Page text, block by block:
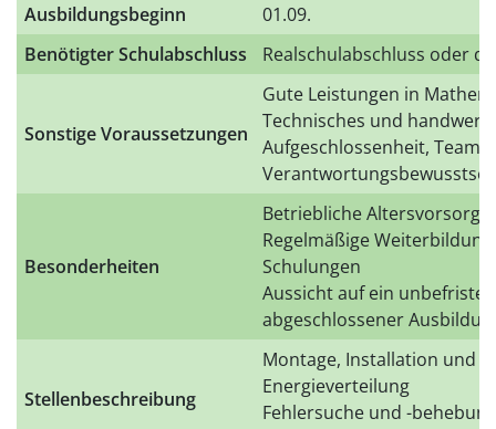
Ausbildungsbeginn
01.09.
Benötigter Schulabschluss
Realschulabschluss oder
Sonstige Voraussetzungen
Gute Leistungen in
Technisches und
Aufgeschlossenheit,
Besonderheiten
Betriebliche Altersvorsorge
Regelmäßige
Schulungen
Aussicht auf ein
abgeschlossener
Stellenbeschreibung
Montage, Installation und
Energieverteilung
Fehlersuche und -